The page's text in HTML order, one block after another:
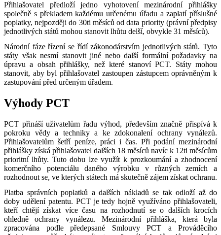
Přihlašovatel předloží jedno vyhotovení mezinárodní přihlášky
společně s překladem každému určenému úřadu a zaplatí příslušné
poplatky, nejpozději do 30ti měsíců od data priority (právní předpisy
jednotlivých států mohou stanovit lhůtu delší, obvykle 31 měsíců).
Národní fáze řízení se řídí zákonodárstvím jednotlivých států. Tyto
státy však nesmí stanovit jiné nebo další formální požadavky na
úpravu a obsah přihlášky, než které stanoví PCT. Státy mohou
stanovit, aby byl přihlašovatel zastoupen zástupcem oprávněným k
zastupování před určeným úřadem.
Výhody PCT
PCT přináší uživatelům řadu výhod, především značně přispívá k
pokroku vědy a techniky a ke zdokonalení ochrany vynálezů.
Přihlašovatelům šetří peníze, práci i čas. Při podání mezinárodní
přihlášky získá přihlašovatel dalších 18 měsíců navíc k 12ti měsícům
prioritní lhůty. Tuto dobu lze využít k prozkoumání a zhodnocení
komerčního potenciálu daného výrobku v různých zemích a
rozhodnout se, ve kterých státech má skutečně zájem získat ochranu.
Platba správních poplatků a dalších nákladů se tak odloží až do
doby udělení patentu. PCT je tedy hojně využíváno přihlašovateli,
kteří chtějí získat více času na rozhodnutí se o dalších krocích
ohledně ochrany vynálezu. Mezinárodní přihláška, která byla
zpracována podle předepsané Smlouvy PCT a Prováděcího